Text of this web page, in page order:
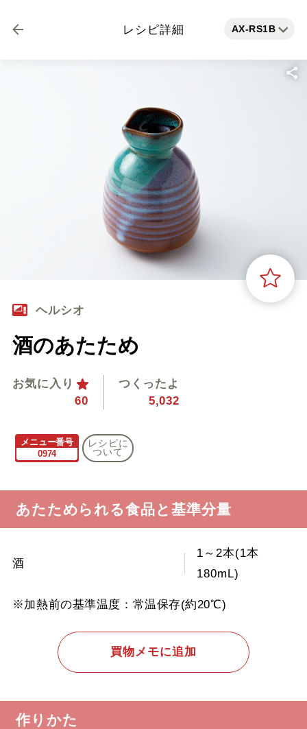
レシピ詳細 AX-RS1B
ヘルシオ
酒のあたため
お気に入り
60
つくったよ
5,032
メニュー番号
0974
レシピに
ついて
あたためられる食品と基準分量
酒
1～2本(1本
180mL)
※加熱前の基準温度：常温保存(約20℃)
買物メモに追加
作りかた